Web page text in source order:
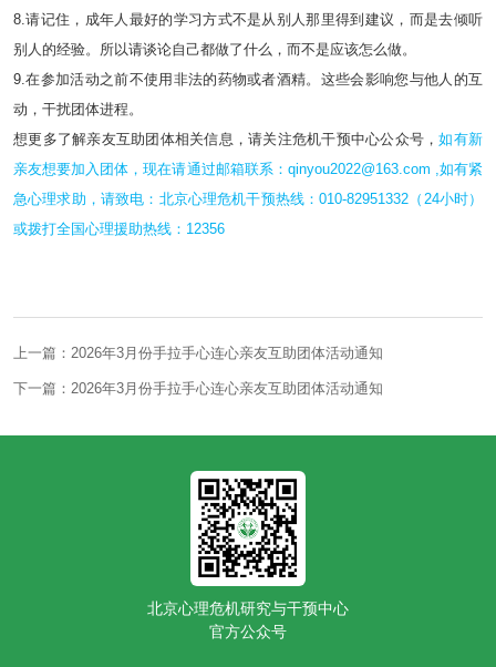
8.请记住，成年人最好的学习方式不是从别人那里得到建议，而是去倾听
别人的经验。所以请谈论自己都做了什么，而不是应该怎么做。
9.在参加活动之前不使用非法的药物或者酒精。这些会影响您与他人的互
动，干扰团体进程。
想更多了解亲友互助团体相关信息，请关注危机干预中心公众号，如有新
亲友想要加入团体，现在请通过邮箱联系：qinyou2022@163.com ,如有紧
急心理求助，请致电：北京心理危机干预热线：010-82951332（24小时）
或拨打全国心理援助热线：12356
上一篇：2026年3月份手拉手心连心亲友互助团体活动通知
下一篇：2026年3月份手拉手心连心亲友互助团体活动通知
北京心理危机研究与干预中心
官方公众号